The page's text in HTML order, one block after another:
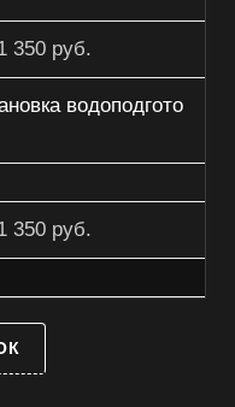
350 руб.
водоподгото
350 руб.